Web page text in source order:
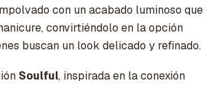
con un acabado luminoso que
convirtiéndolo en la opción
buscan un look delicado y refinado.
Soulful, inspirada en la conexión